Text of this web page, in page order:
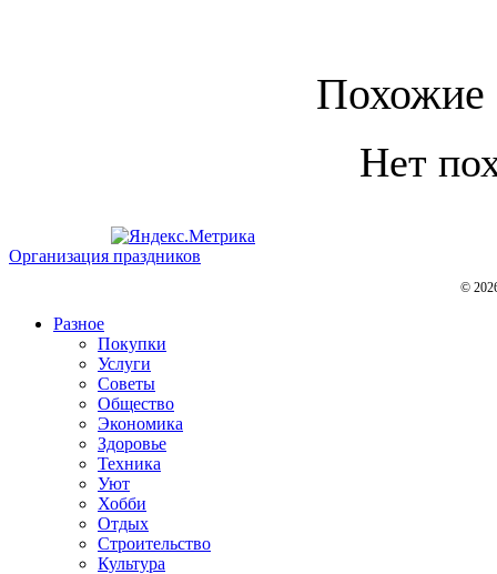
Похожие
Нет
Организация праздников
©
Разное
Покупки
Услуги
Советы
Общество
Экономика
Здоровье
Техника
Уют
Хобби
Отдых
Строительство
Культура